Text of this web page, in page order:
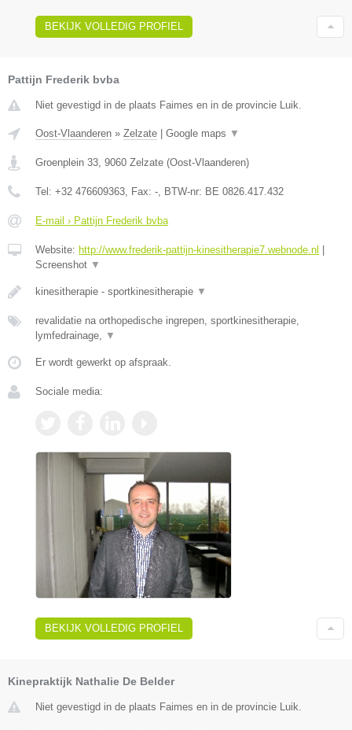
BEKIJK VOLLEDIG PROFIEL
Pattijn Frederik bvba
Niet gevestigd in de plaats Faimes en in de provincie Luik.
Oost-Vlaanderen » Zelzate Google maps ▼
Groenplein 33 9060 Zelzate (Oost-Vlaanderen)
Tel: +32 476609363 , Fax: - , BTW-nr: BE 0826.417.432
E-mail › Pattijn Frederik bvba
Website: http://www.frederik-pattijn-kinesitherapie7.webnode.nl
Screenshot ▼
kinesitherapie - sportkinesitherapie ▼
revalidatie na orthopedische ingrepen, sportkinesitherapie,
lymfedrainage,
▼
Er wordt gewerkt op afspraak.
Sociale media:
BEKIJK VOLLEDIG PROFIEL
Kinepraktijk Nathalie De Belder
Niet gevestigd in de plaats Faimes en in de provincie Luik.